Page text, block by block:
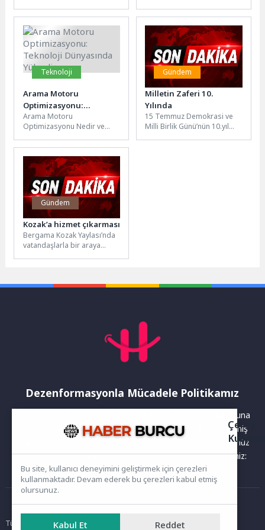
Bayramlaşma” programı
gerçekleştirildi. Kurban
Bayramı sonrası
düzenlenen...
dirilişinin simgesi olan 19
Mayıs 1919’da...
Teknoloji
Arama Motoru
Optimizasyonu:
Teknoloji Dünyasında
Yükseliş
Arama Motoru
Optimizasyonu Nedir ve
Motoru Optimizasyonu
(SEO), bir web sitesinin
arama...
Gündem
Milletin Zaferi 10.
Yılında
15 Temmuz Demokrasi ve
Milli Birlik Günü’nün 10.yıl
Gündem
Kozak’a hizmet çıkarması
Bergama Kozak Yaylası’nda
vatandaşlarla bir araya
Dezenformasyonla Mücadele Politikamız
Yayınlanan haberler doğruluk ilkesi gözetilerek hazırlanır. Buna
rağmen bazı içeriklerde eksik, hatalı veya güncelliğini yitirmiş
bilgiler bulunabilir.Yanlış veya yanıltıcı olduğunu düşündüğünüz
haberleri aşağıdaki iletişim kanallarından bize bildirebilirsiniz:
Ana Sayfa
Tüm hakları saklıdır. Sitede yer alan içerikler izinsiz kopyalanamaz,
Çerez
Bu site, kullanıcı deneyimini geliştirmek için çerezleri
kullanmaktadır. Devam ederek bu çerezleri kabul etmiş
olursunuz.
Kabul Et Reddet